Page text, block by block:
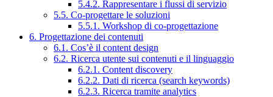
5.4.2. Rappresentare i flussi di servizio
5.5. Co-progettare le soluzioni
5.5.1. Workshop di co-progettazione
6. Progettazione dei contenuti
6.1. Cos’è il content design
6.2. Ricerca utente sui contenuti e il linguaggio
6.2.1. Content discovery
6.2.2. Dati di ricerca (search keywords)
6.2.3. Ricerca tramite analytics